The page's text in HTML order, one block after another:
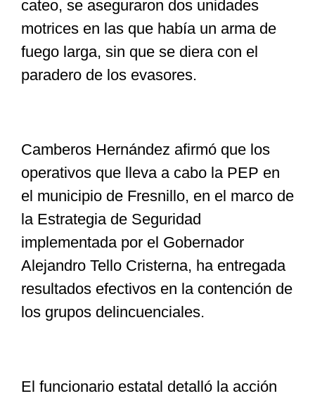
cateo, se aseguraron dos unidades
motrices en las que había un arma de
fuego larga, sin que se diera con el
paradero de los evasores.
Camberos Hernández afirmó que los
operativos que lleva a cabo la PEP en
el municipio de Fresnillo, en el marco de
la Estrategia de Seguridad
implementada por el Gobernador
Alejandro Tello Cristerna, ha entregada
resultados efectivos en la contención de
los grupos delincuenciales.
El funcionario estatal detalló la acción